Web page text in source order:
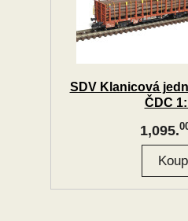
SDV Klanicová
ČDC
1,095.